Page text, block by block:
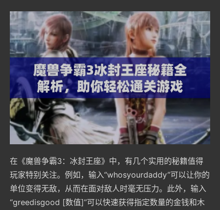
在《魔兽争霸3：冰封王座》中，有几个实用的秘籍值得
玩家特别关注。例如，输入“whosyourdaddy”可以让你的
单位变得无敌，从而在面对敌人时毫无压力。此外，输入
“greedisgood [数值]”可以快速获得指定数量的金钱和木